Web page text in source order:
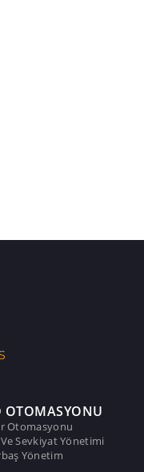
OTOMASYONU
Otomasyonu
Sevkiyat Yönetimi
Yönetim